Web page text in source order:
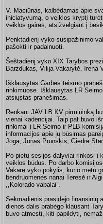
V. Maciūnas, kalbėdamas apie
iniciatyvumą, o veiklos kryptį
veiklos gaires, atsižvelgiant į
Penktadienį vyko susipažinimo
pašokti ir padainuoti.
Šeštadienį vyko XIX Tarybos
Barzdukas, Vilija Vakarytė, Irena
Išklausytas Garbės teismo
rinkimuose. Išklausytas LR
atsiųstas pranešimas.
Renkant JAV LB KV pirmininką
vienai kadencijai. Taip pat buvo
rinkimai į LR Seimo ir PLB
informacijos apie jų būsimas
Joga, Jonas Prunskis, Giedrė
Po pietų sesijos dalyviai rinkosi į
veiklos būdus. Po darbo
Vakare vyko pokylis, kurio metu
bendruomenės nariai Teresė ir
,,Kolorado vabalai”.
Sekmadienis prasidėjo finansinių
dienos dalis prabėgo klausant
buvo atmesti, kiti papildyti,